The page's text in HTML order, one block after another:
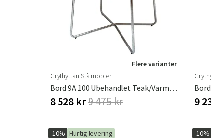
Flere varianter
Grythyttan Stålmöbler
Bord 9A 100 Ubehandlet Teak/Varmgalvaniseret Understel Grythyttan Stålmöbler
8 528 kr9 475 kr 9
-10% Hurtig levering -10%